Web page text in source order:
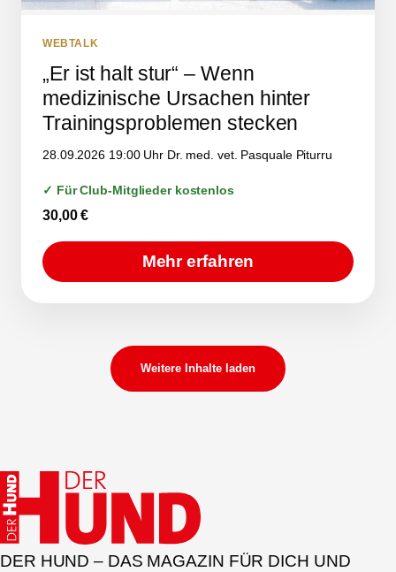
WEBTALK
„Er ist halt stur“ – Wenn
medizinische Ursachen hinter
Trainingsproblemen stecken
28.09.2026 19:00 Uhr Dr. med. vet. Pasquale Piturru
✓ Für Club-Mitglieder kostenlos
30,00€
Mehr erfahren
Weitere Inhalte laden
DER HUND – DAS MAGAZIN FÜR DICH UND